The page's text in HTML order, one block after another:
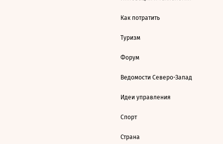
Как потратить
Туризм
Форум
Ведомости Северо-Запад
Идеи управления
Спорт
Страна